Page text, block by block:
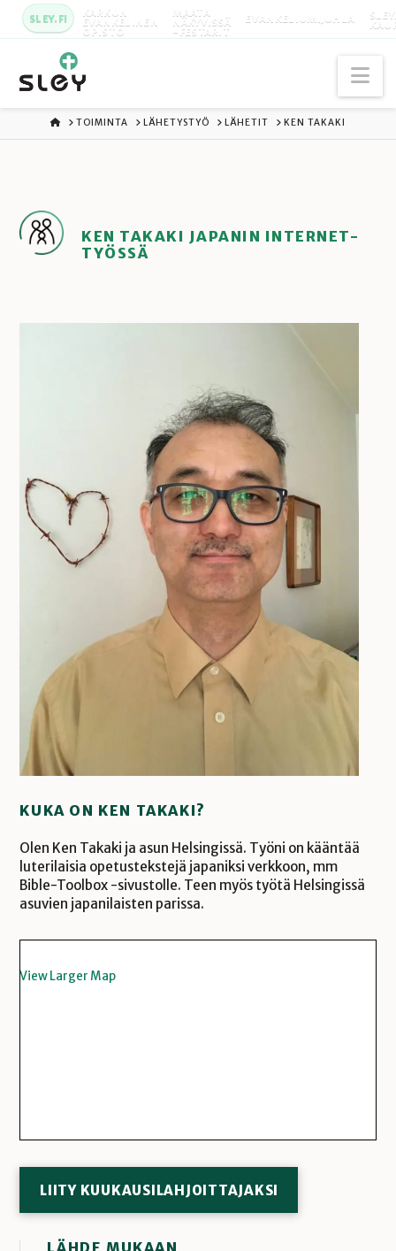
SLEY.FI KARKUN
EVANKELINEN
OPISTO
MAATA
NÄKYVISSÄ
-FESTARIT
EVANKELIUMIJUHLA
ETUSIVU
TOIMINTA LÄHETYSTYÖ LÄHETIT KEN TAKAKI
KEN TAKAKI JAPANIN INTERNET-
TYÖSSÄ
KUKA ON KEN TAKAKI?
Olen Ken Takaki ja asun Helsingissä. Työni on kääntää
luterilaisia opetustekstejä japaniksi verkkoon, mm
Bible-Toolbox -sivustolle. Teen myös työtä Helsingissä
asuvien japanilaisten parissa.
View Larger Map
LIITY KUUKAUSILAHJOITTAJAKSI